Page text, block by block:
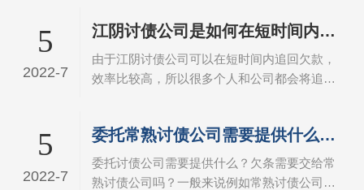
往能够，非常好的，把握这一点，从而能够让
更多的客户，以及…
5
2022-7
江阴讨债公司是如何在短时间内追回债务的？
由于江阴讨债公司可以在短时间内追回欠款，
效率比较高，所以很多个人和公司都会将追回
是相对于无法追回欠款，或者是在追回欠款过
程中浪费的时间和…
5
2022-7
委托常熟讨债公司需要提供什么证据
委托讨债公司需要提供什么？欠条需要交给常
熟讨债公司吗？一般来说例如常熟讨债公司是